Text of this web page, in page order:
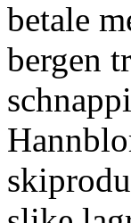
betale
bergen